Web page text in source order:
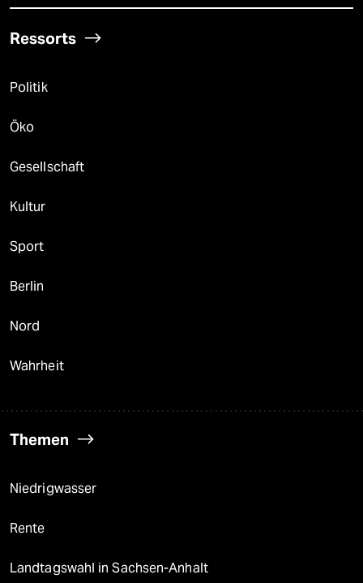
Ressorts
Politik
Öko
Gesellschaft
Kultur
Sport
Berlin
Nord
Wahrheit
Themen
Niedrigwasser
Rente
Landtagswahl in Sachsen-Anhalt